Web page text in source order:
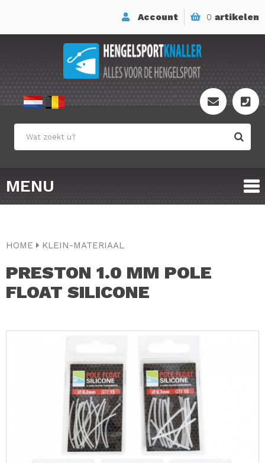
0 artikelen
Account
MENU
HOME KLEIN-MATERIAAL
PRESTON 1.0 MM POLE
FLOAT SILICONE